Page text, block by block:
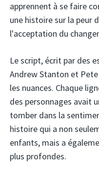
apprennent à se faire
une histoire sur la peur
l'acceptation du
Le script, écrit par des
Andrew Stanton et
les nuances. Chaque
des personnages avait
tomber dans la
histoire qui a non
enfants, mais a
plus profondes.